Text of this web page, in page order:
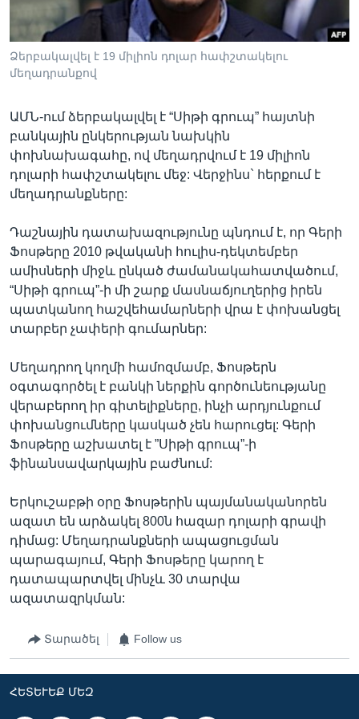
Լեզուներ
Ձերբակալվել է 19 միլիոն դոլար հափշտակելու
մեղադրանքով
ԱՄՆ-ում ձերբակալվել է “Սիթի գրուպ” հայտնի
բանկային ընկերության նախկին
փոխնախագահը, ով մեղադրվում է 19 միլիոն
դոլարի հափշտակելու մեջ: Վերջինս` հերքում է
մեղադրանքները:
Դաշնային դատախազությունը պնդում է, որ Գերի
Ֆոսթերը 2010 թվականի հուլիս-դեկտեմբեր
ամիսների միջև ընկած ժամանակահատվածում,
“Սիթի գրուպ”-ի մի շարք մասնաճյուղերից իրեն
պատկանող հաշվեհամարների վրա է փոխանցել
տարբեր չափերի գումարներ:
Մեղադրող կողմի համոզմամբ, Ֆոսթերն
օգտագործել է բանկի ներքին գործունեությանը
վերաբերող իր գիտելիքները, ինչի արդյունքում
փոխանցումները կասկած չեն հարուցել: Գերի
Ֆոսթերը աշխատել է ”Սիթի գրուպ”-ի
ֆինանսավարկային բաժնում:
Երկուշաբթի օրը Ֆոսթերին պայմանականորեն
ազատ են արձակել 800ն հազար դոլարի գրավի
դիմաց: Մեղադրանքների ապացուցման
պարագայում, Գերի Ֆոսթերը կարող է
դատապարտվել մինչև 30 տարվա
ազատազրկման:
Տարածել Follow us
ՀԵՏԵՒԵՔ ՄԵԶ